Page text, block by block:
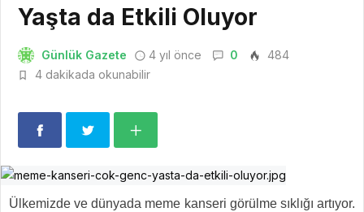
Yaşta da Etkili Oluyor
Günlük Gazete 4 yıl önce 0
484
4 dakikada okunabilir
Ülkemizde ve dünyada meme kanseri görülme sıklığı artıyor.